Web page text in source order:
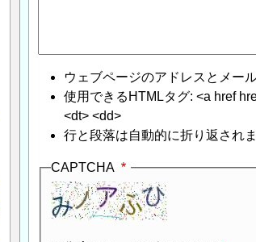
ウェブページのアドレスとメー
使用できるHTMLタグ: <a href
<dt> <dd>
行と段落は自動的に折り返されま
CAPTCHA